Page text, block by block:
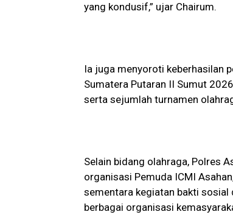
yang kondusif,” ujar Chairum.
Ia juga menyoroti keberhasilan
Sumatera Putaran II Sumut
serta sejumlah turnamen
Selain bidang olahraga, Polres
organisasi Pemuda ICMI
sementara kegiatan bakti sosial
berbagai organisasi